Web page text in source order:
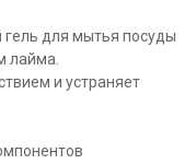
для мытья посуды
лайма.
и устраняет